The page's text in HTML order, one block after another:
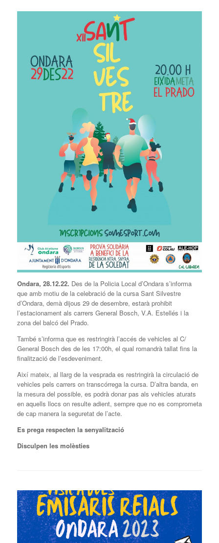
Ondara, 28.12.22. Des de la Policia Local d’Ondara s’informa
que amb motiu de la celebració de la cursa Sant Silvestre
d’Ondara, demà dijous 29 de desembre, estarà prohibit
l’estacionament als carrers General Bosch, V.A. Estellés i la
zona del balcó del Prado.
També s’informa que es restringirà l’accés de vehicles al C/
General Bosch des de les 17:00h, el qual romandrà tallat fins la
finalització de l’esdeveniment.
Així mateix, al llarg de la vesprada es restringirà la circulació de
vehicles pels carrers on transcórrega la cursa. D’altra banda, en
la mesura del possible, es podrà donar pas als vehicles aturats
en aquells llocs on resulte adient, sempre que no es comprometa
de cap manera la seguretat de l’acte.
Es prega respecten la senyalització
Disculpen les molèsties